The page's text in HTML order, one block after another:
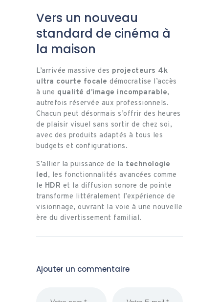
Vers un nouveau
standard de cinéma à
la maison
L’arrivée massive des projecteurs 4k
ultra courte focale démocratise l’accès
à une qualité d’image incomparable,
autrefois réservée aux professionnels.
Chacun peut désormais s’offrir des heures
de plaisir visuel sans sortir de chez soi,
avec des produits adaptés à tous les
budgets et configurations.
S’allier la puissance de la technologie
led, les fonctionnalités avancées comme
le HDR et la diffusion sonore de pointe
transforme littéralement l’expérience de
visionnage, ouvrant la voie à une nouvelle
ère du divertissement familial.
Ajouter un commentaire